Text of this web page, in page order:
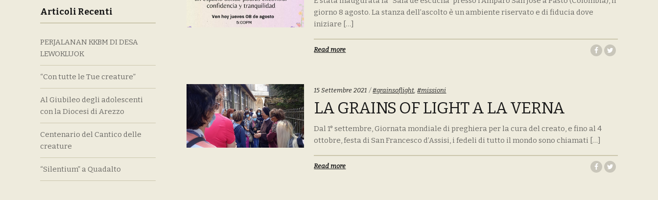
giorno 8 agosto. La stanza dell’ascolto è un ambiente riservato e di fiducia dove
iniziare […]
Read more
15 Settembre 2021 Tags:
#grainsoflight ,#missioni
LA GRAINS OF LIGHT A LA VERNA
Dal 1° settembre, Giornata mondiale di preghiera per la cura del creato, e fino al 4
ottobre, festa di San Francesco d’Assisi, i fedeli di tutto il mondo sono chiamati […]
Read more
Articoli Recenti
PERJALANAN KKBM DI DESA
LEWOKLUOK
“Con tutte le Tue creature”
Al Giubileo degli adolescenti
con la Diocesi di Arezzo
Centenario del Cantico delle
creature
“Silentium” a Quadalto